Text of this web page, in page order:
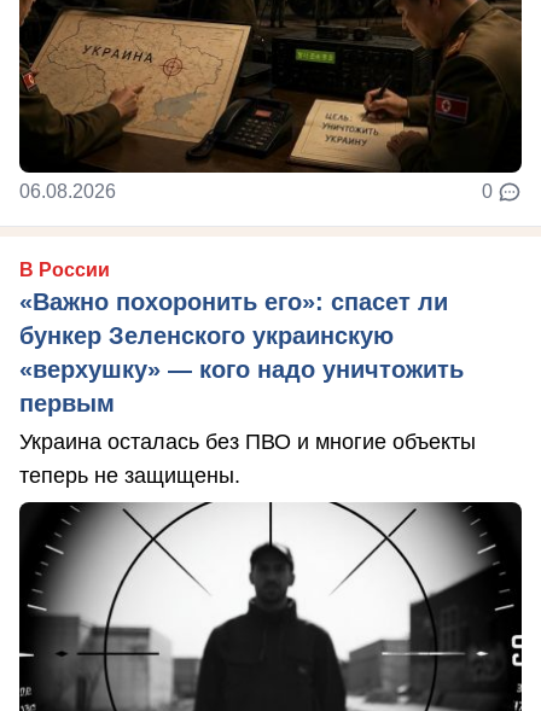
06.08.2026 0
В России
«Важно похоронить его»: спасет ли
бункер Зеленского украинскую
«верхушку» — кого надо уничтожить
первым
Украина осталась без ПВО и многие объекты
теперь не защищены.